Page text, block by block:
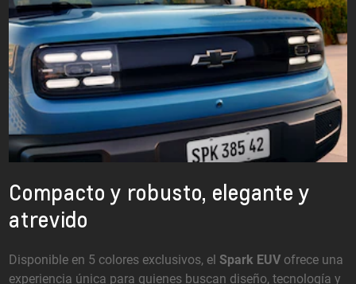
Compacto y robusto, elegante y
atrevido
Disponible en 5 colores exclusivos, el Spark EUV ofrece una
experiencia única para quienes buscan diseño, tecnología y